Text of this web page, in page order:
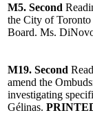
M5. Second
the City of
Board. Ms.
M19. Second
amend the
investigating
Gélinas.